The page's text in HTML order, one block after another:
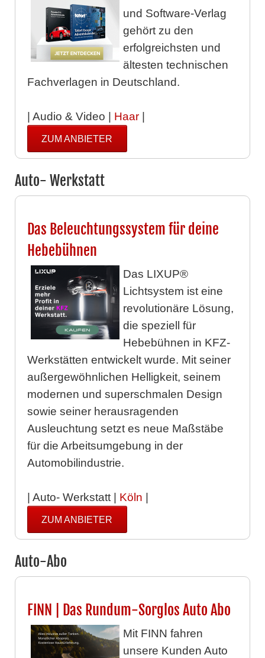
und Software-Verlag
gehört zu den
erfolgreichsten und
ältesten technischen
Fachverlagen in Deutschland.
| Audio & Video | Haar|
ZUM ANBIETER
Auto- Werkstatt
Das Beleuchtungssystem für deine
Hebebühnen
Das LIXUP®
Lichtsystem ist eine
revolutionäre Lösung,
die speziell für
Hebebühnen in KFZ-
Werkstätten entwickelt wurde. Mit seiner
außergewöhnlichen Helligkeit, seinem
modernen und superschmalen Design
sowie seiner herausragenden
Ausleuchtung setzt es neue Maßstäbe
für die Arbeitsumgebung in der
Automobilindustrie.
| Auto- Werkstatt | Köln
ZUM ANBIETER
Auto-Abo
FINN | Das Rundum-Sorglos Auto Abo
Mit FINN fahren
unsere Kunden Auto